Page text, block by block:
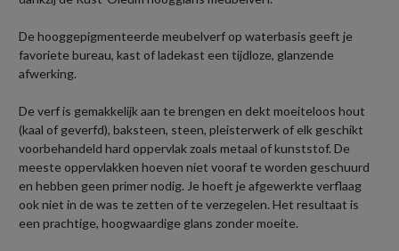
De hooggepigmenteerde meubelverf op waterbasis geeft je
favoriete bureau, kast of ladekast een tijdloze, glanzende
afwerking.
De verf is gemakkelijk aan te brengen en dekt moeiteloos hout
(kaal of geverfd), baksteen, steen, pleisterwerk of elk geschikt
voorbehandeld hard oppervlak zoals metaal of kunststof. De
meeste oppervlakken hoeven niet vooraf te worden geschuurd
en hebben geen primer nodig. Je hoeft je afgewerkte verflaag
ook niet in de was te zetten of te verzegelen. Het resultaat is
een prachtige, hoogwaardige glans zonder moeite.